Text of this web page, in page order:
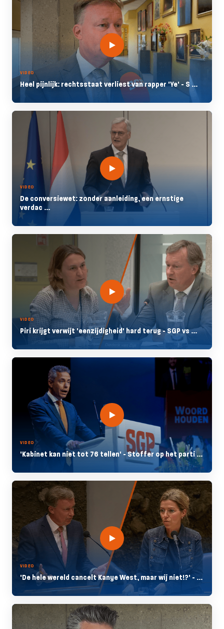
VIDEO
Heel pijnlijk: rechtsstaat verliest van rapper 'Ye' - S ...
VIDEO
De conversiewet: zonder aanleiding, een ernstige
verdac ...
VIDEO
Piri krijgt verwijt 'eenzijdigheid' hard terug - SGP vs ...
VIDEO
'Kabinet kan niet tot 76 tellen' - Stoffer op het parti ...
VIDEO
'De hele wereld cancelt Kanye West, maar wij niet!?' - ...